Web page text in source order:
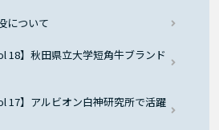
について
18】秋田県立大学短角牛ブランド
17】アルビオン白神研究所で活躍